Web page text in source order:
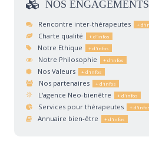
NOS ENGAGEMENTS
Rencontre inter-thérapeutes
Charte qualité
Notre Ethique
Notre Philosophie
Nos Valeurs
Nos partenaires
L'agence Neo-bienêtre
Services pour thérapeutes
Annuaire bien-être